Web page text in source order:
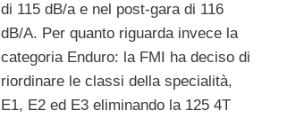
di 115 dB/a e nel post-gara di 116
dB/A. Per quanto riguarda invece la
categoria Enduro: la FMI ha deciso di
riordinare le classi della specialità,
E1, E2 ed E3 eliminando la 125 4T